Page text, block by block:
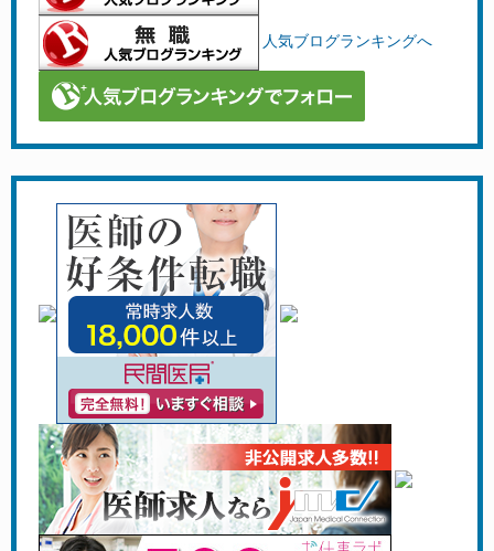
人気ブログランキングへ